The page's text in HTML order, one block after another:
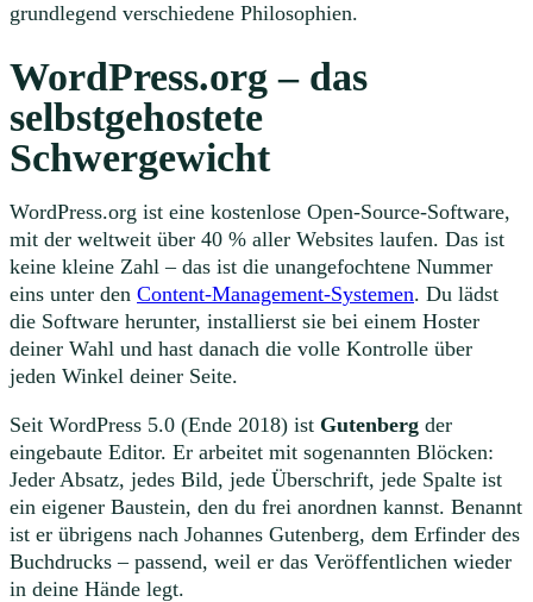
grundlegend verschiedene Philosophien.
WordPress.org – das
selbstgehostete
Schwergewicht
WordPress.org ist eine kostenlose Open-Source-Software,
mit der weltweit über 40 % aller Websites laufen. Das ist
keine kleine Zahl – das ist die unangefochtene Nummer
eins unter den Content-Management-Systemen. Du lädst
die Software herunter, installierst sie bei einem Hoster
deiner Wahl und hast danach die volle Kontrolle über
jeden Winkel deiner Seite.
Seit WordPress 5.0 (Ende 2018) ist Gutenberg der
eingebaute Editor. Er arbeitet mit sogenannten Blöcken:
Jeder Absatz, jedes Bild, jede Überschrift, jede Spalte ist
ein eigener Baustein, den du frei anordnen kannst. Benannt
ist er übrigens nach Johannes Gutenberg, dem Erfinder des
Buchdrucks – passend, weil er das Veröffentlichen wieder
in deine Hände legt.